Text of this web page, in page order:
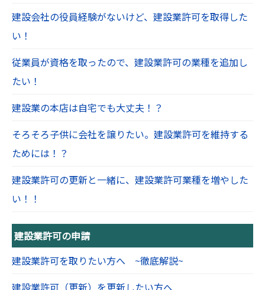
建設会社の役員経験がないけど、建設業許可を取得した
い！
従業員が資格を取ったので、建設業許可の業種を追加し
たい！
建設業の本店は自宅でも大丈夫！？
そろそろ子供に会社を譲りたい。建設業許可を維持する
ためには！？
建設業許可の更新と一緒に、建設業許可業種を増やした
い！！
建設業許可の申請
建設業許可を取りたい方へ ~徹底解説~
建設業許可（更新）を更新したい方へ